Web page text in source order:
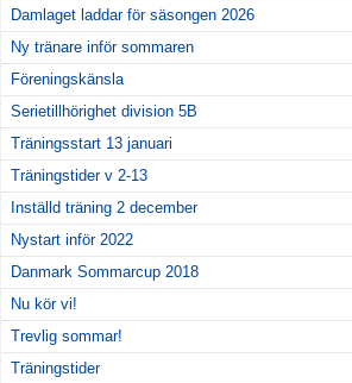
Damlaget laddar för säsongen 2026
Ny tränare inför sommaren
Föreningskänsla
Serietillhörighet division 5B
Träningsstart 13 januari
Träningstider v 2-13
Inställd träning 2 december
Nystart inför 2022
Danmark Sommarcup 2018
Nu kör vi!
Trevlig sommar!
Träningstider